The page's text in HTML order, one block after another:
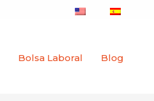
Bolsa Laboral Blog